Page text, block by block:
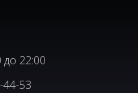
до 22:00
44-53